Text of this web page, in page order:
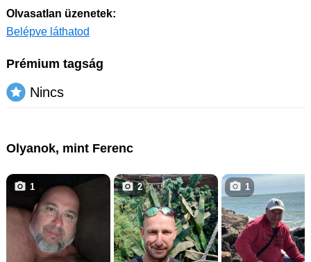
Olvasatlan üzenetek:
Belépve láthatod
Prémium tagság
Nincs
Olyanok, mint Ferenc
1 2 1